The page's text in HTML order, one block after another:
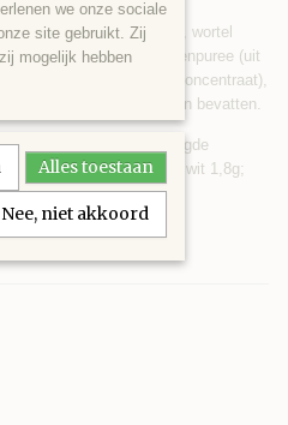
(10%), bruine suiker, wortel
koolraap (7%), tomatenpuree (uit
citroensap (uit concentraat),
Kan delen van dadelpitten bevatten.
0,5g waarvan verzadigde
suikers 58,0g; Eiwit 1,8g;
we onze sociale
site gebruikt. Zij
mogelijk hebben
Alles toestaan
Nee, niet akkoord